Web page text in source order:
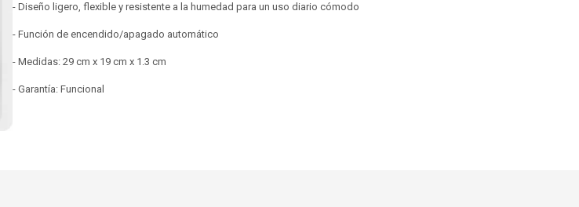
- Diseño ligero, flexible y resistente a la humedad para un uso diario cómodo
- Función de encendido/apagado automático
- Medidas: 29 cm x 19 cm x 1.3 cm
- Garantía: Funcional